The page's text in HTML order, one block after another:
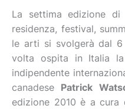
La settima edizione di
residenza, festival,
le arti si svolgerà dal
volta ospita in Italia
indipendente
canadese Patrick
edizione 2010 è a cura